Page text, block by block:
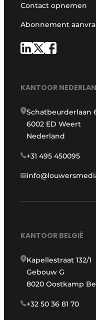
Contact opnemen
Abonnement
KANTOOR
Schatbeurderlaan
6002 ED Weert
Nederland
+31 495 450095
KANTOOR BELGIË
Kapellestraat 132/1
Gebouw G
8020 Oostkamp
+32 50 36 81 70